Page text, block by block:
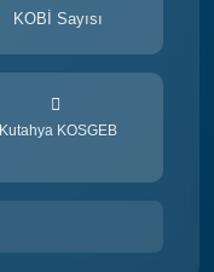
KOBİ Sayısı
Kutahya KOSGEB